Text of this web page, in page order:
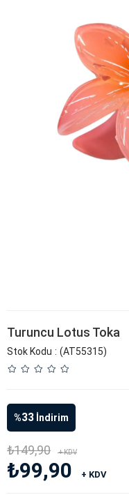
Turuncu Lotus Toka
Stok Kodu (AT55315)
%33 İndirim
₺149,90 + KDV
₺99,90 + KDV